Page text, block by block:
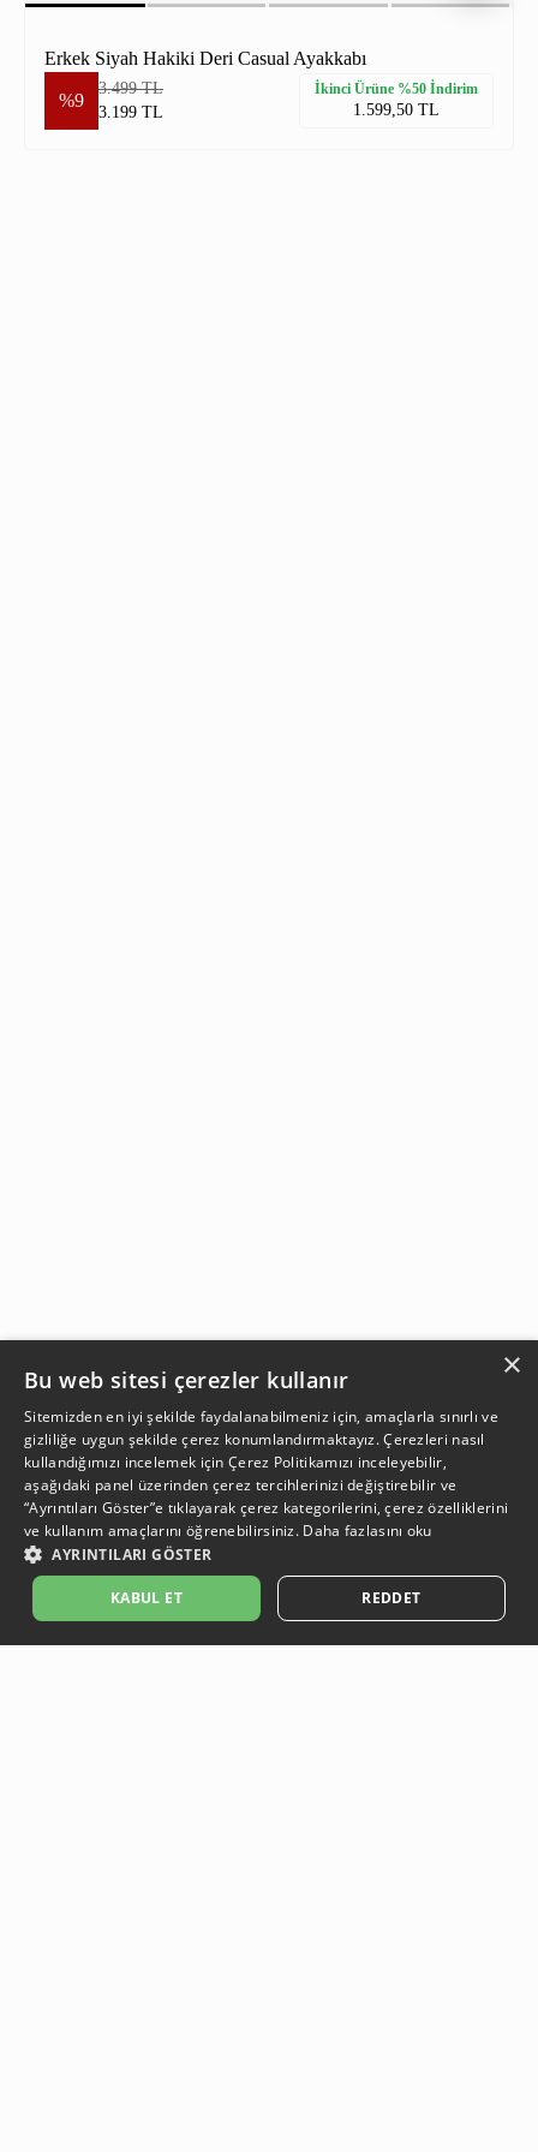
Erkek Siyah Hakiki Deri Casual Ayakkabı
%9
3.499 TL
3.199 TL
İkinci Ürüne %50 İndirim
1.599,50 TL
×
Bu web sitesi çerezler kullanır
Sitemizden en iyi şekilde faydalanabilmeniz için, amaçlarla sınırlı ve
gizliliğe uygun şekilde çerez konumlandırmaktayız. Çerezleri nasıl
kullandığımızı incelemek içinÇerez Politikamızı inceleyebilir,
aşağıdaki panel üzerinden çerez tercihlerinizi değiştirebilir ve
“Ayrıntıları Göster”e tıklayarak çerez kategorilerini, çerez özelliklerini
ve kullanım amaçlarını öğrenebilirsiniz. Daha fazlasını oku
AYRINTILARI GÖSTER
KABUL ET REDDET